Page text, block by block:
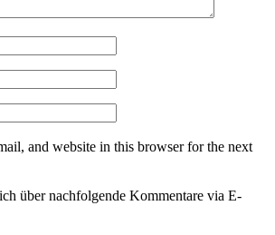
and website in this browser for the next
über nachfolgende Kommentare via E-